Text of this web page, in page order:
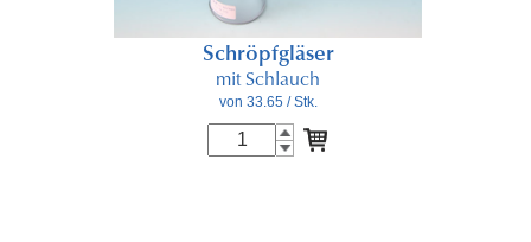
Schröpfgläser
mit Schlauch
von 33.65 / Stk.